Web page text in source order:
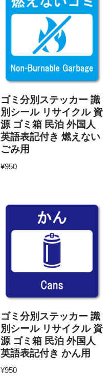
ゴミ分別ステッカー 識
別シール リサイクル 資
源 ゴミ箱 民泊 外国人
英語表記付き 燃えない
ごみ用
¥950
ゴミ分別ステッカー 識
別シール リサイクル 資
源 ゴミ箱 民泊 外国人
英語表記付き かん用
¥950